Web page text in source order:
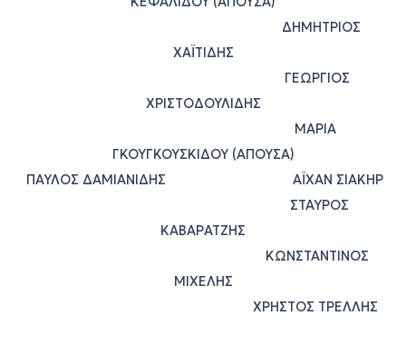
ΔΗΜΗΤΡΙΟΣ
ΧΑΪΤΙΔΗΣ
ΓΕΩΡΓΙΟΣ
ΧΡΙΣΤΟΔΟΥΛΙΔΗΣ
ΜΑΡΙΑ
ΓΚΟΥΓΚΟΥΣΚΙΔΟΥ (ΑΠΟΥΣΑ)
ΠΑΥΛΟΣ ΔΑΜΙΑΝΙΔΗΣ ΑΪΧΑΝ ΣΙΑΚΗΡ
ΣΤΑΥΡΟΣ
ΚΑΒΑΡΑΤΖΗΣ
ΚΩΝΣΤΑΝΤΙΝΟΣ
ΜΙΧΕΛΗΣ
ΧΡΗΣΤΟΣ ΤΡΕΛΛΗΣ